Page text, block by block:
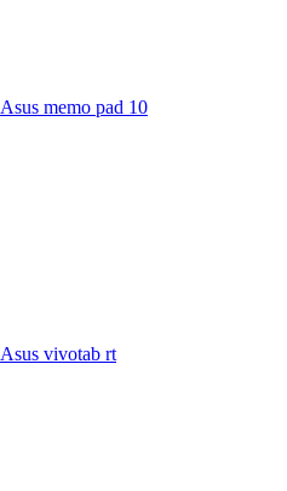
Asus memo pad 10
Asus vivotab rt